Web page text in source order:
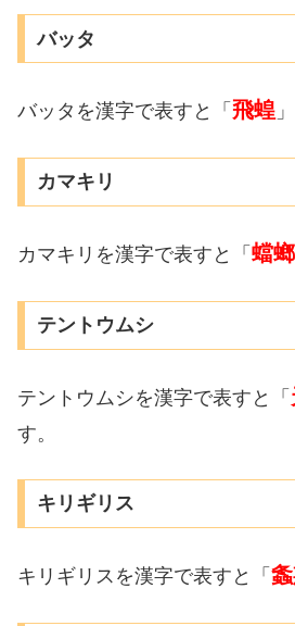
バッタ
バッタを漢字で表すと「 飛蝗
カマキリ
カマキリを漢字で表すと「 蟷螂
テントウムシ
テントウムシを漢字で表すと「
す。
キリギリス
キリギリスを漢字で表すと「